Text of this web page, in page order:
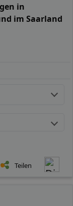
in
im Saarland
Teilen